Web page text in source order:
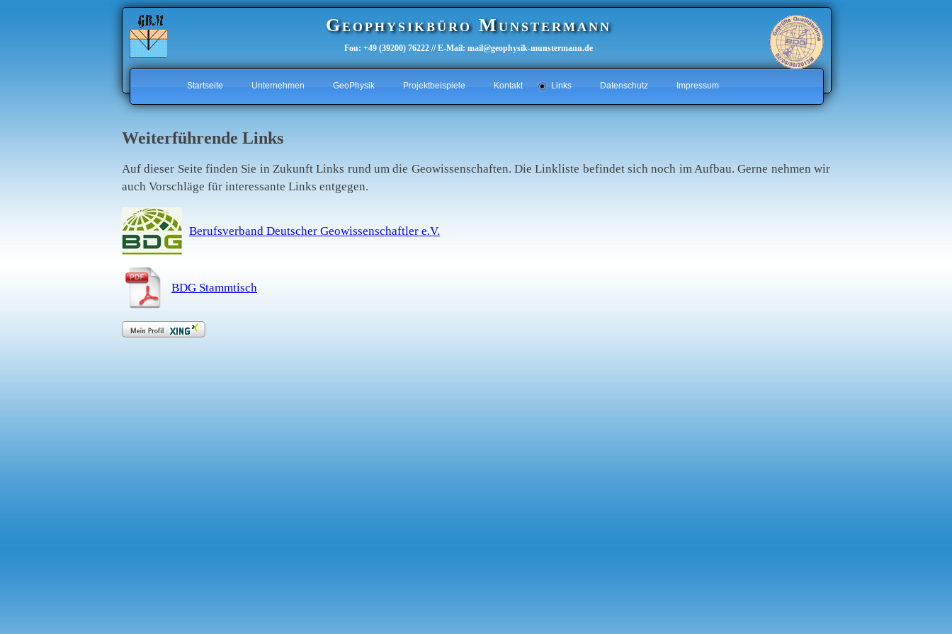
Geophysikbüro Munstermann
Fon: +49 (39200) 76222 // E-Mail: mail@geophysik-munstermann.de
Startseite Unternehmen GeoPhysik Projektbeispiele Kontakt Links Datenschutz Impressum
Weiterführende Links
Auf dieser Seite finden Sie in Zukunft Links rund um die Geowissenschaften. Die Linkliste befindet sich noch im Aufbau. Gerne nehmen wir
auch Vorschläge für interessante Links entgegen.
Berufsverband Deutscher Geowissenschaftler e.V.
BDG Stammtisch